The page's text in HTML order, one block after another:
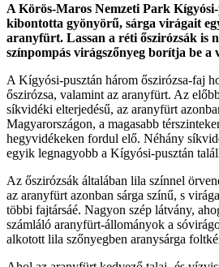
A Körös-Maros Nemzeti Park
kibontotta gyönyörű, sárga virágait
aranyfürt. Lassan a réti őszirózsák is
színpompás virágszőnyeg borítja be a
A Kígyósi-pusztán három őszirózsa-faj
őszirózsa, valamint az aranyfürt. Az
síkvidéki elterjedésű, az aranyfürt
Magyarországon, a magasabb
hegyvidékeken fordul elő. Néhány
egyik legnagyobb a Kígyósi-pusztán
Az őszirózsák általában lila színnel
az aranyfürt azonban sárga színű, s
többi fajtársáé. Nagyon szép látvány,
számláló aranyfürt-állományok a
alkotott lila szőnyegben aranysárga